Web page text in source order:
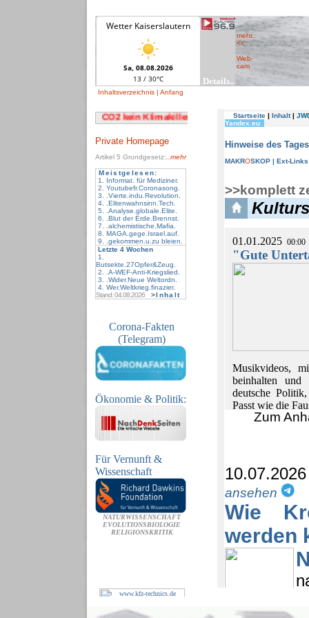
mehr..
<<
Web-
cam
Inhaltsverzeichnis | Anfang
Private Homepage
Artikel 5 Grundgesetz: ..mehr